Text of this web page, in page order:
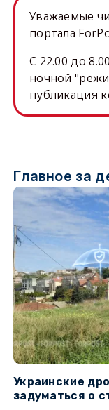
Уважаемые
портала
C 22.00 до
ночной
публикация
Главное за
Украинские
задуматься о